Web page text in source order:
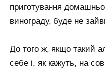
приготування
винограду, буде не
До того ж, якщо такий
себе і, як кажуть, на